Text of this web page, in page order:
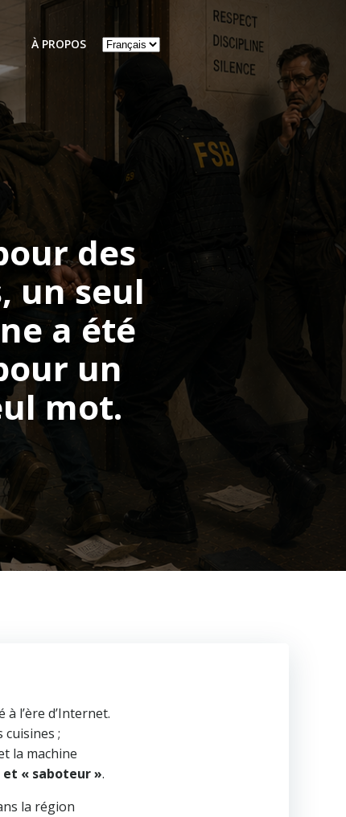
À PROPOS
Choisir
des
un seul
a été
un
mot.
l’ère d’Internet.
;
la machine
« saboteur ».
la région